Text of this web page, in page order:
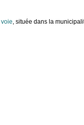
voie, située dans la